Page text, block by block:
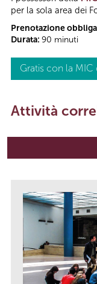
per la sola area dei
Prenotazione
Durata: 90 minuti
Gratis con la MIC
Attività